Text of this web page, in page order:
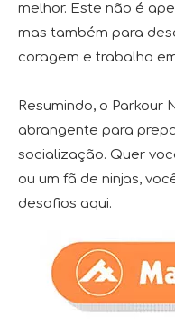
melhor. Este não é
mas também para
coragem e trabalho
Resumindo, o Parkour
abrangente para
socialização. Quer
ou um fã de ninjas,
desafios aqui.